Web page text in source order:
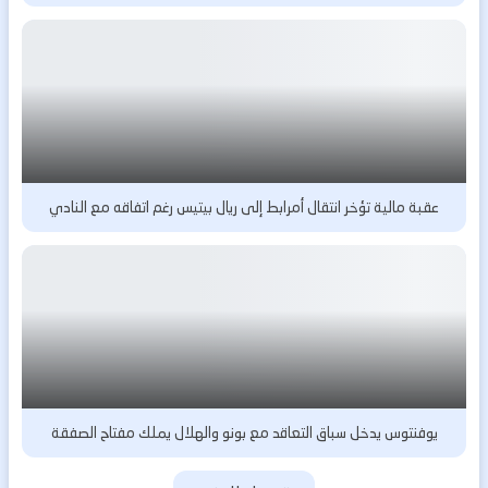
عقبة مالية تؤخر انتقال أمرابط إلى ريال بيتيس رغم اتفاقه مع النادي
يوفنتوس يدخل سباق التعاقد مع بونو والهلال يملك مفتاح الصفقة